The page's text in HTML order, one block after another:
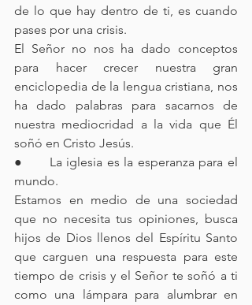
de lo que hay dentro de ti, es cuando
pases por una crisis.
El Señor no nos ha dado conceptos
para hacer crecer nuestra gran
enciclopedia de la lengua cristiana, nos
ha dado palabras para sacarnos de
nuestra mediocridad a la vida que Él
soñó en Cristo Jesús.
●      La iglesia es la esperanza para el
mundo.
Estamos en medio de una sociedad
que no necesita tus opiniones, busca
hijos de Dios llenos del Espíritu Santo
que carguen una respuesta para este
tiempo de crisis y el Señor te soñó a ti
como una lámpara para alumbrar en